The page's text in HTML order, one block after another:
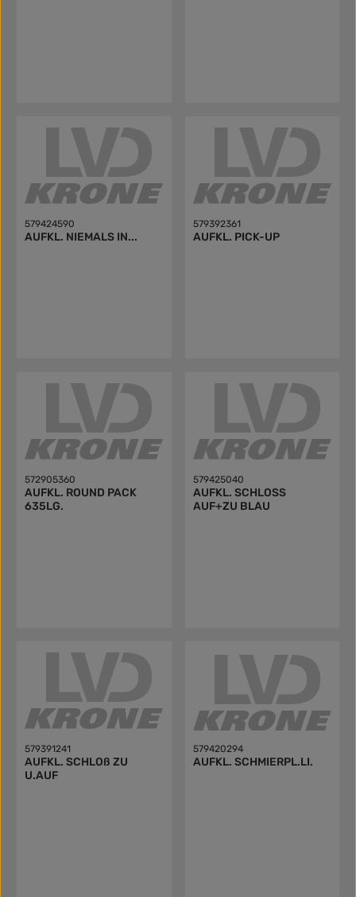
579424590
AUFKL. NIEMALS IN...
579392361
AUFKL. PICK-UP
572905360
AUFKL. ROUND PACK
635LG.
579425040
AUFKL. SCHLOSS
AUF+ZU BLAU
579391241
AUFKL. SCHLOß ZU
U.AUF
579420294
AUFKL. SCHMIERPL.LI.